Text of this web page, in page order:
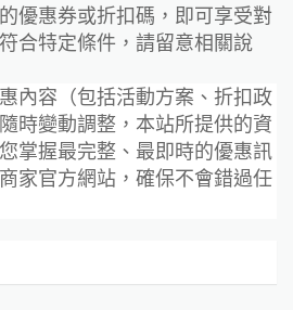
優惠券或折扣碼，即可享受對
合特定條件，請留意相關說
內容（包括活動方案、折扣政
時變動調整，本站所提供的資
掌握最完整、最即時的優惠訊
家官方網站，確保不會錯過任